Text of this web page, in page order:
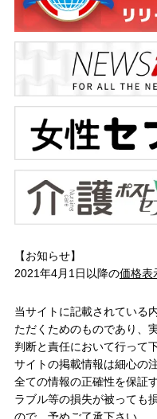
【お知らせ】
2021年4月1日以降の価格表
当サイトに記載されている
ただくためのものであり、
判断と責任において行って
サイトの掲載情報は細心の
全ての情報の正確性を保証
ラブル等の損失が被っても